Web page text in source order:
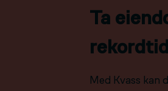
Ta
rekordtid
Med Kvass kan